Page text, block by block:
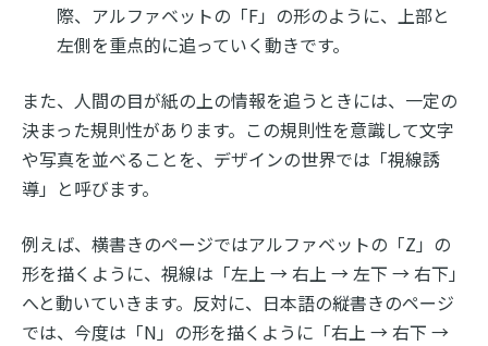
際、アルファベットの「F」の形のように、上部と
左側を重点的に追っていく動きです。
また、人間の目が紙の上の情報を追うときには、一定の
決まった規則性があります。この規則性を意識して文字
や写真を並べることを、デザインの世界では「視線誘
導」と呼びます。
例えば、横書きのページではアルファベットの「Z」の
形を描くように、視線は「左上 → 右上 → 左下 → 右下」
へと動いていきます。反対に、日本語の縦書きのページ
では、今度は「N」の形を描くように「右上 → 右下 →